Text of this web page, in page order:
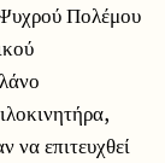
Πολέμου
να επιτευχθεί